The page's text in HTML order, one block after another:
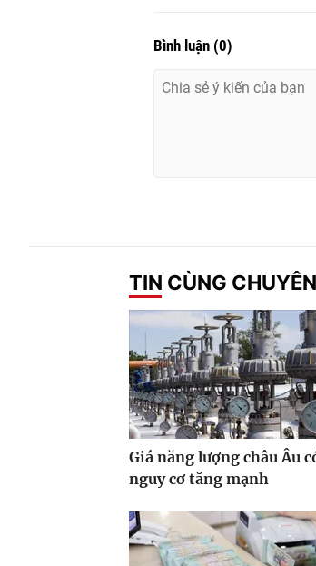
Bình luận (0)
TIN CÙNG
Giá năng lượng châu Âu
nguy cơ tăng mạnh